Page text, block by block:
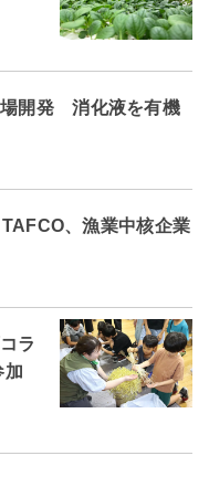
場開発 消化液を有機
、漁業中核企業
ラ
加